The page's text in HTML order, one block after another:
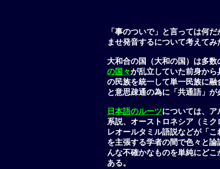
「事のついで」と言っては何
ませ発音するについて考えてみ
大和合の国（大和の国）は多
の国々が乱立していた前身か
の民族を統一して単一民族に融
と意思疎通の為に「共通語」が
日本語のルーツについては、ア
系説、オーストロネシア（ミ
レオールタミル語説などが「
を主張する学者の間で色々と
んな不確かなものを単純にど
ある。